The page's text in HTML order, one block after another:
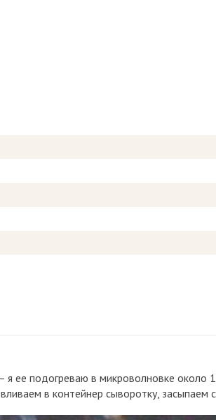
ее подогреваю в микроволновке около
в контейнер сыворотку, засыпаем